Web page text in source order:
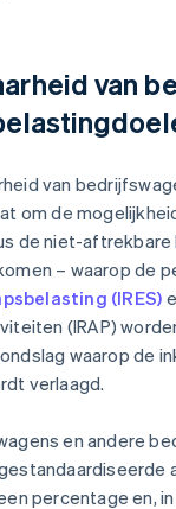
van
van
om de
de niet-
– waarop de
(IRES)
(IRAP)
waarop de
verlaagd.
en andere
percentage en,